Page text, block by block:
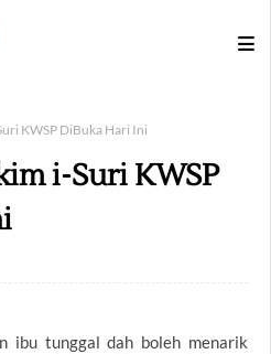
KWSP DiBuka Hari Ini
i-Suri KWSP
ibu tunggal dah boleh menarik